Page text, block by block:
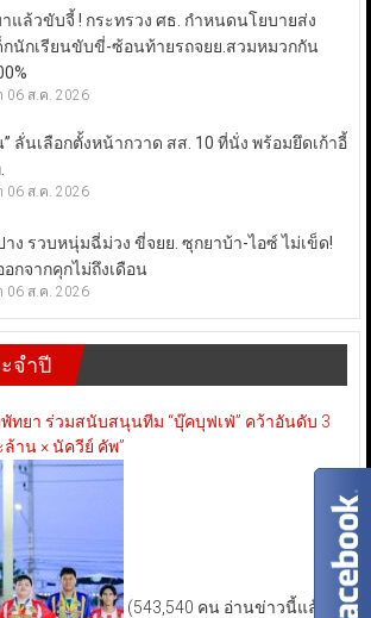
าแล้วขับจี้ ! กระทรวง ศธ. กำหนดนโยบายส่ง
กนักเรียนขับขี่-ซ้อนท้ายรถจยย.สวมหมวกกัน
06 ส.ค. 2026
” ลั่นเลือกตั้งหน้ากวาด สส. 10 ที่นั่ง พร้อมยึดเก้าอี้
06 ส.ค. 2026
ง รวบหนุ่มฉี่ม่วง ขี่จยย. ซุกยาบ้า-ไอซ์ ไม่เข็ด!
อกจากคุกไม่ถึงเดือน
06 ส.ค. 2026
จำปี
พัทยา ร่วมสนับสนุนทีม “บุ๊คบุฟเฟ่” คว้าอันดับ 3
าน × นัควีย์ คัพ”
(543,540 คน อ่านข่าวนี้แล้ว)